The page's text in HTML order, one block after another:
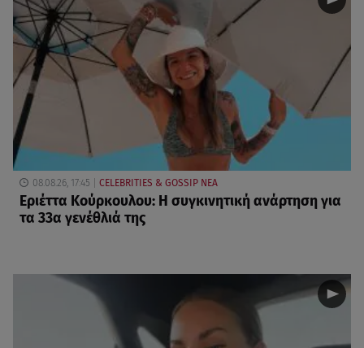
08.08.26, 17:45 CELEBRITIES & GOSSIP ΝΕΑ
Εριέττα Κούρκουλου: Η συγκινητική ανάρτηση για
τα 33α γενέθλιά της